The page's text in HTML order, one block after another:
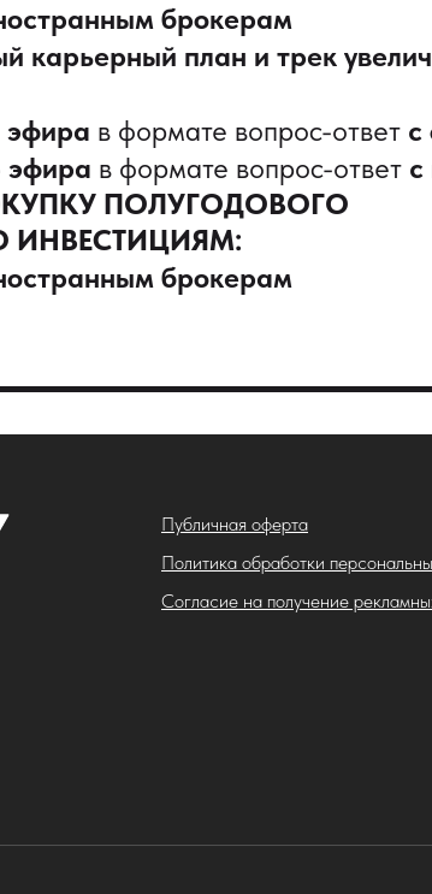
брокерам
карьерный план и трек
эфира в формате вопрос-ответ с
эфира в формате вопрос-ответ с
ПОЛУГОДОВОГО
ИНВЕСТИЦИЯМ:
брокерам
Публичная оферта
Политика обработки
Согласие на получение